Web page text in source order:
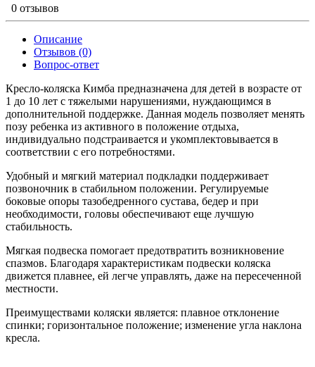
0 отзывов
Описание
Отзывов (0)
Вопрос-ответ
Кресло-коляска Кимба предназначена для детей в возрасте от
1 до 10 лет с тяжелыми нарушениями, нуждающимся в
дополнительной поддержке. Данная модель позволяет менять
позу ребенка из активного в положение отдыха,
индивидуально подстраивается и укомплектовывается в
соответствии с его потребностями.
Удобный и мягкий материал подкладки поддерживает
позвоночник в стабильном положении. Регулируемые
боковые опоры тазобедренного сустава, бедер и при
необходимости, головы обеспечивают еще лучшую
стабильность.
Мягкая подвеска помогает предотвратить возникновение
спазмов. Благодаря характеристикам подвески коляска
движется плавнее, ей легче управлять, даже на пересеченной
местности.
Преимуществами коляски является: плавное отклонение
спинки; горизонтальное положение; изменение угла наклона
кресла.